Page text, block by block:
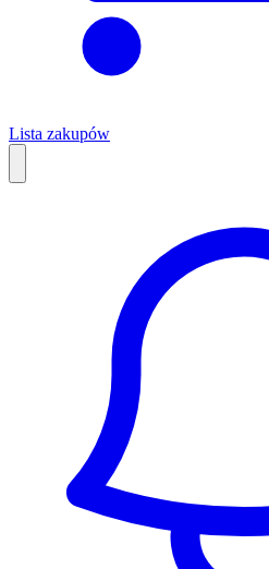
Lista zakupów